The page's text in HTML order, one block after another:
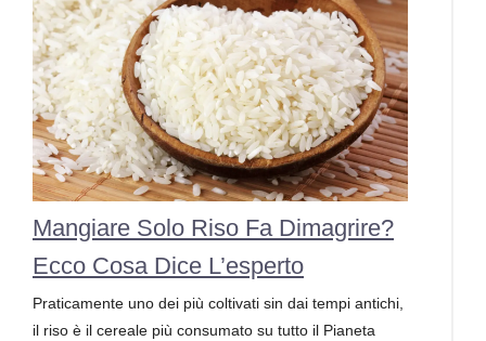
Mangiare Solo Riso Fa Dimagrire?
Ecco Cosa Dice L’esperto
Praticamente uno dei più coltivati sin dai tempi antichi,
il riso è il cereale più consumato su tutto il Pianeta